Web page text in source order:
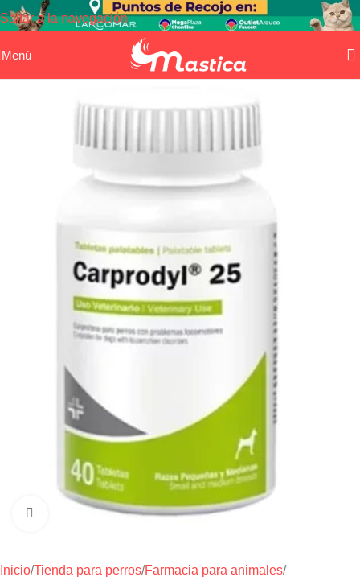
Saltar a la navegación
Saltar al contenido principal
Menú
Haga clic para ampliar
Inicio/Tienda para perros/Farmacia para animales/